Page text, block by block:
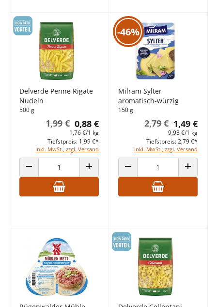
Delverde Penne Rigate
Nudeln
500 g
0,88 €
1,99 €
1,76 €/1 kg
inkl. MwSt., zzgl. Versand
Tiefstpreis: 1,99 €*
ANZAHL VERRINGERN ANZAHL ERHÖHEN
-46%
Milram Sylter
aromatisch-würzig
150 g
1,49 €
2,79 €
9,93 €/1 kg
inkl. MwSt., zzgl. Versand
Tiefstpreis: 2,79 €*
ANZAHL VERRINGERN ANZAHL